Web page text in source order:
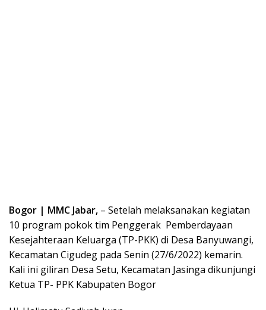
Bogor | MMC Jabar, – Setelah melaksanakan kegiatan
10 program pokok tim Penggerak Pemberdayaan
Kesejahteraan Keluarga (TP-PKK) di Desa Banyuwangi,
Kecamatan Cigudeg pada Senin (27/6/2022) kemarin.
Kali ini giliran Desa Setu, Kecamatan Jasinga dikunjungi
Ketua TP- PPK Kabupaten Bogor